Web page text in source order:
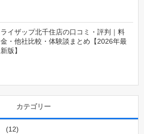
ライザップ北千住店の口コミ・評判｜料
金・他社比較・体験談まとめ【2026年最
新版】
カテゴリー
(12)